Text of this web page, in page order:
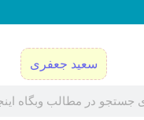
سعید جعفری